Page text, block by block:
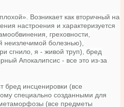
Возникает как вторичный на
настроения и характеризуется
греховности,
неизлечимой болезнью),
сгнило, я - живой труп), бред
Апокалипсис - все это из-за
бред инсценировки (все
специально созданными для
(все предметы